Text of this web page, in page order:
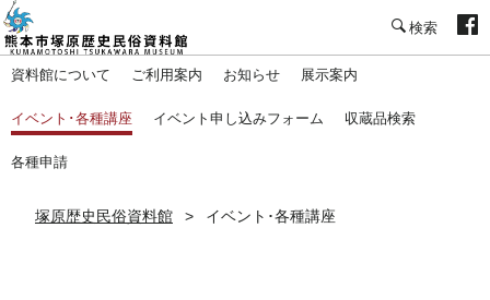
資料館について ご利用案内 お知らせ 展示案内
イベント･各種講座 イベント申し込みフォーム 収蔵品検索
各種申請
塚原歴史民俗資料館 イベント･各種講座